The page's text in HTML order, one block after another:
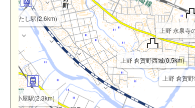
倉
根小屋駅(2.3km)
のわたし駅(2.6km)
上野 倉賀
上野 倉賀野西城(0.5km)
上野 永泉寺